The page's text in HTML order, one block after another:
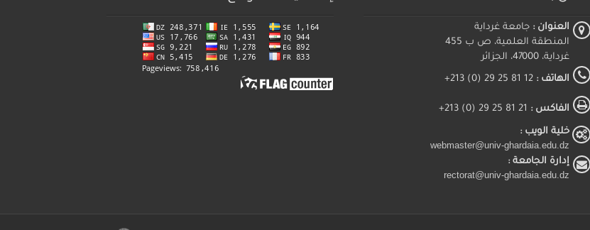
العنوان : جامعة غرداية
المنطقة العلمية، ص ب 455
غرداية، 47000، الجزائر
الهاتف :
الفاكس :
خلية الويب :
webmaster@univ-ghardaia.edu.dz
إدارة الجامعة :
rectorat@univ-ghardaia.edu.dz